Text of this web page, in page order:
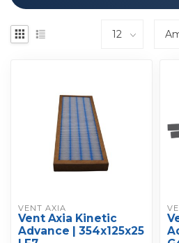
VENT AXIA
Vent Axia Kinetic
Advance | 354x125x25